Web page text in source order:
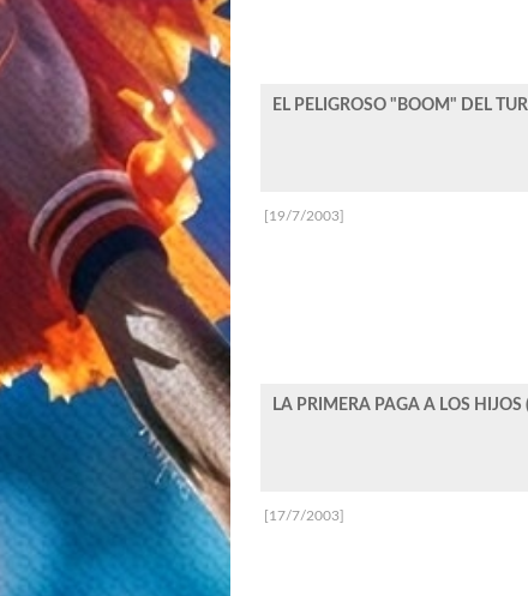
EL PELIGROSO "BOOM" DEL
LA PRIMERA PAGA A LOS HIJOS
[19/7/2003]
[17/7/2003]